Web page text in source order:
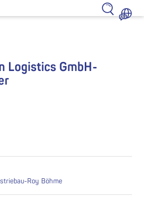
Logistics GmbH-
Roy Böhme